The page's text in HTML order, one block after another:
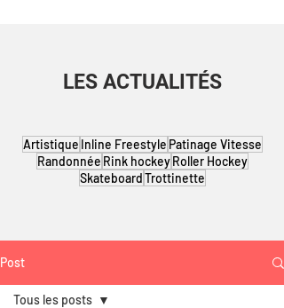
LES ACTUALITÉS
Artistique Inline Freestyle Patinage Vitesse
Randonnée Rink hockey Roller Hockey
SkateboardTrottinette
Post
Tous les posts